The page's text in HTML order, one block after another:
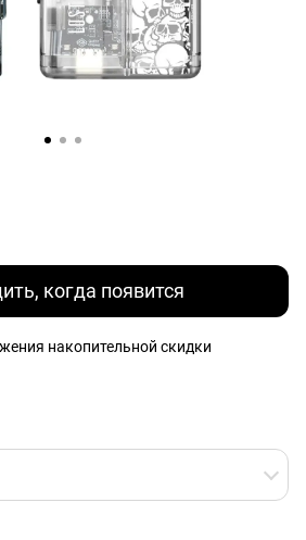
когда появится
накопительной скидки